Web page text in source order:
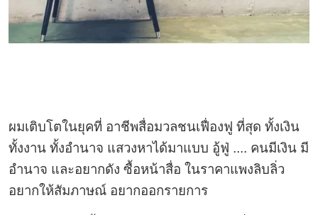
ผมเติบโตในยุคที่ อาชีพสื่อมวลชนเฟื่องฟู ที่สุด ทั้งเงิน
ทั้งงาน ทั้งอำนาจ แสวงหาได้มาแบบ อู้ฟู่ .... คนมีเงิน มี
อำนาจ และอยากดัง ซื้อหน้าสื่อ ในราคาแพงลิบลิ่ว
อยากให้สัมภาษณ์ อยากออกรายการ